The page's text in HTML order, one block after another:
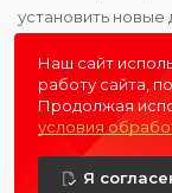
установить новые
© 2016 - 2026
Наш сайт
работу сайта,
Продолжая
условия
Я